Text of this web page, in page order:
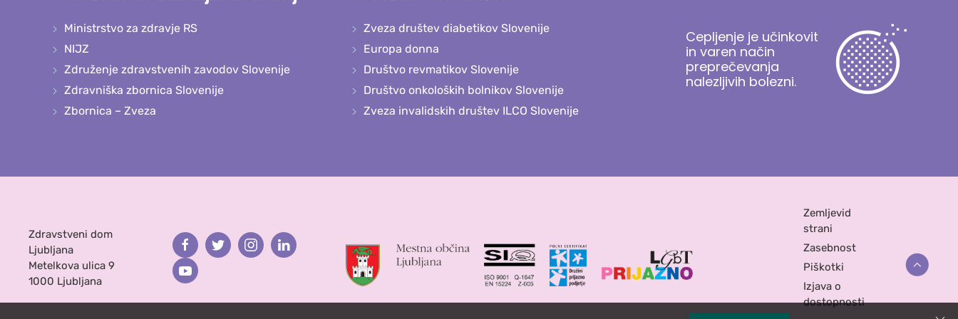
Ministrstvo za zdravje RS
NIJZ
Združenje zdravstvenih zavodov Slovenije
Zdravniška zbornica Slovenije
Zbornica – Zveza
Zveza društev diabetikov Slovenije
Europa donna
Društvo revmatikov Slovenije
Društvo onkoloških bolnikov Slovenije
Zveza invalidskih društev ILCO Slovenije
Cepljenje je učinkovit
in varen način
preprečevanja
nalezljivih bolezni.
Zdravstveni dom
Ljubljana
Metelkova ulica 9
1000 Ljubljana
FacebookTwitterInstagramLinkedin
Youtube
Zemljevid
strani
Zasebnost
Piškotki
Izjava o
dostopnosti